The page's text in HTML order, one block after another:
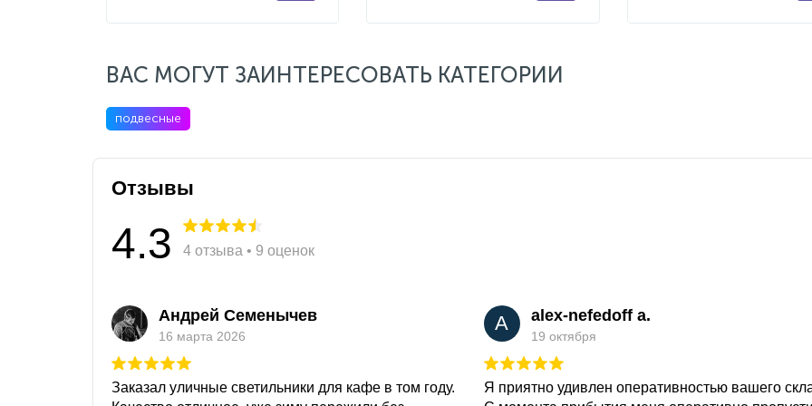
ВАС МОГУТ ЗАИНТЕРЕСОВАТЬ КАТЕГОРИИ
подвесные
Отзывы
4.3 4 отзыва • 9 оценок
Андрей Семенычев
16 марта 2026
Заказал уличные светильники для кафе в том году.
A alex-nefedoff a.
19 октября
Я приятно удивлен оперативностью вашего